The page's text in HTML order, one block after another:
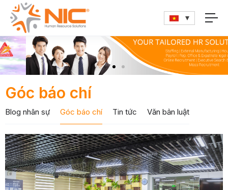
Góc báo chí
Blog nhân sự Góc báo chí Tin tức Văn bản luật